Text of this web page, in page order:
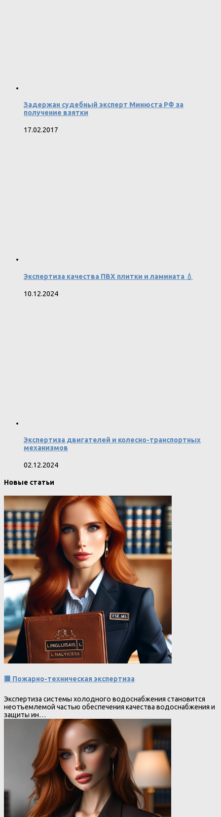
Задержан судебный эксперт Минюста РФ за
получение взятки
17.02.2017
Экспертиза качества ПВХ плитки и ламината 💧
10.12.2024
Экспертиза двигателей и колесно-транспортных
механизмов
02.12.2024
Новые статьи
🟥 Пожарно-техническая экспертиза
Экспертиза системы холодного водоснабжения становится
неотъемлемой частью обеспечения качества водоснабжения и
защиты ин…